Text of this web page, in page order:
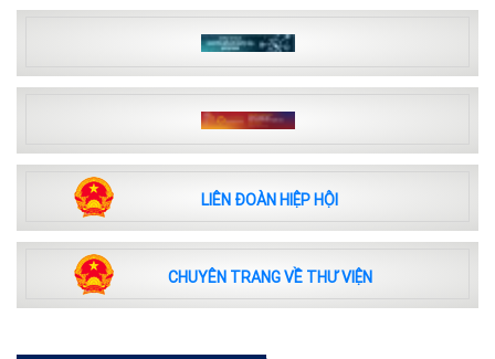
LIÊN ĐOÀN HIỆP HỘI
CHUYÊN TRANG VỀ THƯ VIỆN